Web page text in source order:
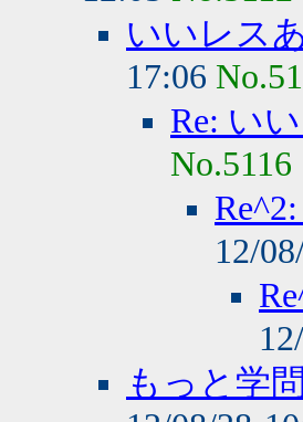
いいレス
17:06
Re: い
No.5116
12/
もっと学